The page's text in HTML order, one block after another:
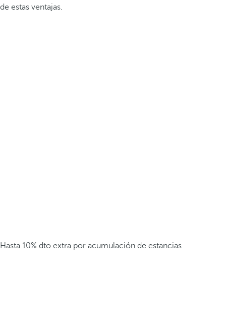
de estas ventajas.
Hasta 10% dto extra por acumulación de estancias